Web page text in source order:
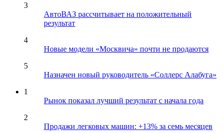
3
АвтоВАЗ рассчитывает на положительный
результат
4
Новые модели «Москвича» почти не продаются
5
Назначен новый руководитель «Соллерс Алабуга»
1
Рынок показал лучший результат с начала года
2
Продажи легковых машин: +13% за семь месяцев